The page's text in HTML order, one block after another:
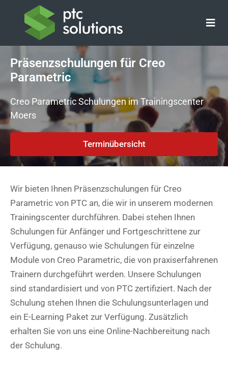
springen
Präsenzschulungen für Creo
Parametric
Creo Parametric Schulungen im Trainingscenter
Moers
Terminübersicht
Wir bieten Ihnen Präsenzschulungen für Creo
Parametric von PTC an, die wir in unserem modernen
Trainingscenter durchführen. Dabei stehen Ihnen
Schulungen für Anfänger und Fortgeschrittene zur
Verfügung, genauso wie Schulungen für einzelne
Module von Creo Parametric, die von praxiserfahrenen
Trainern durchgeführt werden. Unsere Schulungen
sind standardisiert und von PTC zertifiziert. Nach der
Schulung stehen Ihnen die Schulungsunterlagen und
ein E-Learning Paket zur Verfügung. Zusätzlich
erhalten Sie von uns eine Online-Nachbereitung nach
der Schulung.